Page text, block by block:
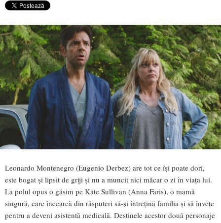
Leonardo Montenegro (Eugenio Derbez) are tot ce își poate dori,
este bogat și lipsit de griji și nu a muncit nici măcar o zi în viața lui.
La polul opus o găsim pe Kate Sullivan (Anna Faris), o mamă
singură, care încearcă din răsputeri să-și întrețină familia și să învețe
pentru a deveni asistentă medicală. Destinele acestor două personaje